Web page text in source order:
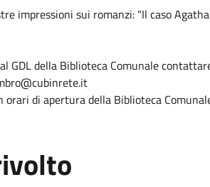
impressioni sui romanzi: "Il caso
GDL della Biblioteca Comunale
orari di apertura della Biblioteca